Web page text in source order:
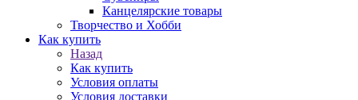
Канцелярские товары
Творчество и Хобби
Как купить
Назад
Как купить
Условия оплаты
Условия доставки